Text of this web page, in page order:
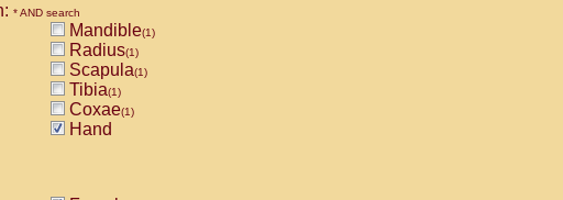
* AND search
Mandible(1)
Radius(1)
Scapula(1)
Tibia(1)
Coxae(1)
Hand